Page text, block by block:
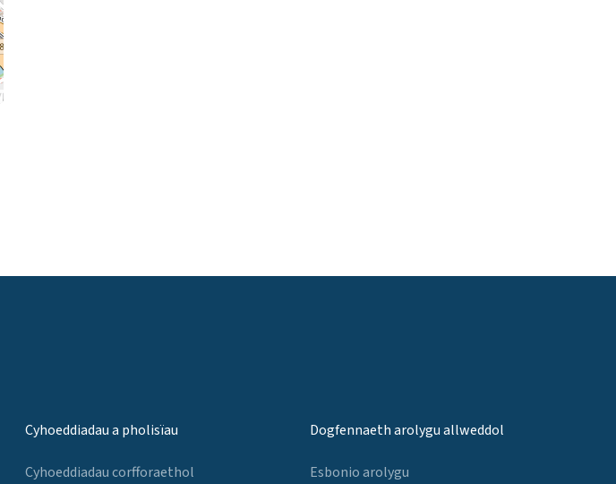
Cyhoeddiadau a pholisïau
Cyhoeddiadau corfforaethol
Dogfennaeth arolygu allweddol
Esbonio arolygu